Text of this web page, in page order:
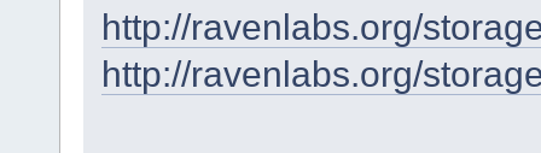
http://ravenlabs.org/
http://ravenlabs.org/